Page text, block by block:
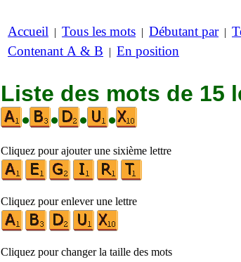
Accueil | Tous les mots | Débutant par|
Contenant A & B | En position
Liste des mots de 15
•
• • •
Cliquez pour ajouter une sixième lettre
Cliquez pour enlever une lettre
Cliquez pour changer la taille des mots